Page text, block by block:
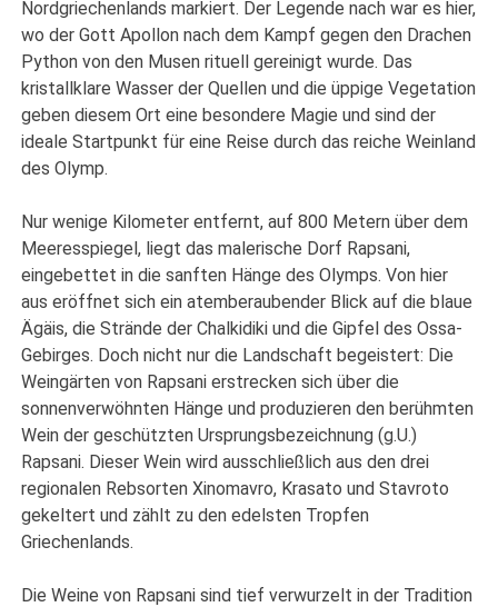
Nordgriechenlands markiert. Der Legende nach war es hier,
wo der Gott Apollon nach dem Kampf gegen den Drachen
Python von den Musen rituell gereinigt wurde. Das
kristallklare Wasser der Quellen und die üppige Vegetation
geben diesem Ort eine besondere Magie und sind der
ideale Startpunkt für eine Reise durch das reiche Weinland
des Olymp.
Nur wenige Kilometer entfernt, auf 800 Metern über dem
Meeresspiegel, liegt das malerische Dorf Rapsani,
eingebettet in die sanften Hänge des Olymps. Von hier
aus eröffnet sich ein atemberaubender Blick auf die blaue
Ägäis, die Strände der Chalkidiki und die Gipfel des Ossa-
Gebirges. Doch nicht nur die Landschaft begeistert: Die
Weingärten von Rapsani erstrecken sich über die
sonnenverwöhnten Hänge und produzieren den berühmten
Wein der geschützten Ursprungsbezeichnung (g.U.)
Rapsani. Dieser Wein wird ausschließlich aus den drei
regionalen Rebsorten Xinomavro, Krasato und Stavroto
gekeltert und zählt zu den edelsten Tropfen
Griechenlands.
Die Weine von Rapsani sind tief verwurzelt in der Tradition